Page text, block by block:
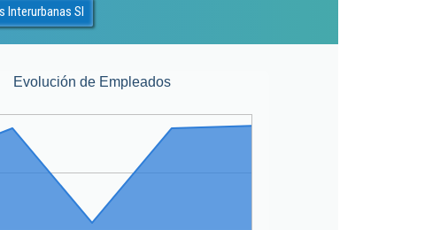
Interurbanas Sl
Evolución de Empleados